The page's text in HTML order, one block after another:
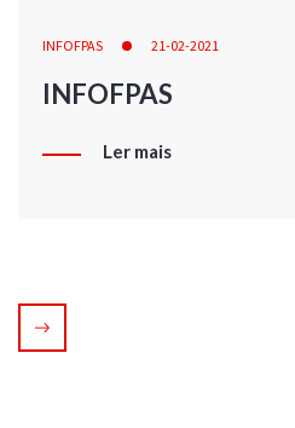
INFOFPAS 21-02-2021
INFOFPAS
Ler mais